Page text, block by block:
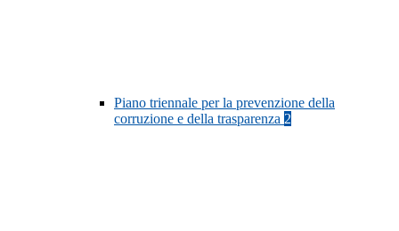
Piano triennale per la prevenzione della
corruzione e della trasparenza 2